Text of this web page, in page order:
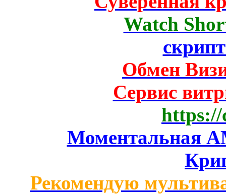
Watch
Обмен
Сервис
Моментальная
Рекомендую